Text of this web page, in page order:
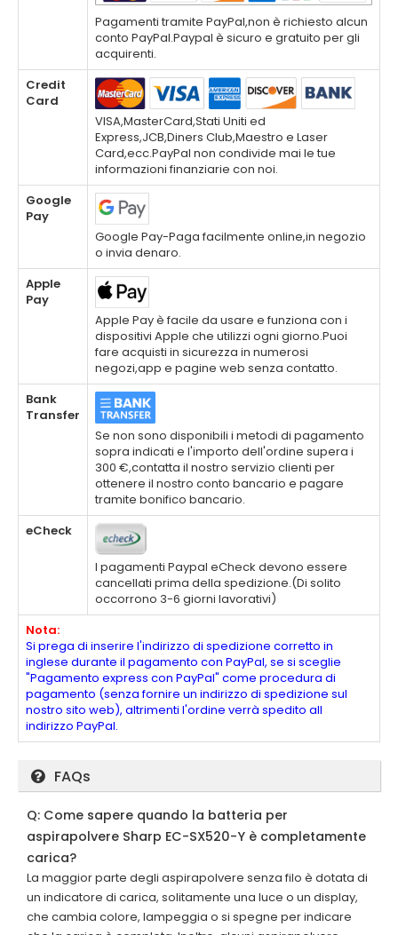
Pagamenti tramite PayPal,non è richiesto alcun
conto PayPal.Paypal è sicuro e gratuito per gli
acquirenti.
Credit
Card
VISA,MasterCard,Stati Uniti ed
Express,JCB,Diners Club,Maestro e Laser
Card,ecc.PayPal non condivide mai le tue
informazioni finanziarie con noi.
Google
Pay
Google Pay-Paga facilmente online,in negozio
o invia denaro.
Apple
Pay
Apple Pay è facile da usare e funziona con i
dispositivi Apple che utilizzi ogni giorno.Puoi
fare acquisti in sicurezza in numerosi
negozi,app e pagine web senza contatto.
Bank
Transfer
Se non sono disponibili i metodi di pagamento
sopra indicati e l'importo dell'ordine supera i
300 €,contatta il nostro servizio clienti per
ottenere il nostro conto bancario e pagare
tramite bonifico bancario.
eCheck
I pagamenti Paypal eCheck devono essere
cancellati prima della spedizione.(Di solito
occorrono 3-6 giorni lavorativi)
Nota:
Si prega di inserire l'indirizzo di spedizione corretto in
inglese durante il pagamento con PayPal, se si sceglie
"Pagamento express con PayPal" come procedura di
pagamento (senza fornire un indirizzo di spedizione sul
nostro sito web), altrimenti l'ordine verrà spedito all
indirizzo PayPal.
FAQs
Q: Come sapere quando la batteria per
aspirapolvere Sharp EC-SX520-Y è completamente
carica?
La maggior parte degli aspirapolvere senza filo è dotata di
un indicatore di carica, solitamente una luce o un display,
che cambia colore, lampeggia o si spegne per indicare